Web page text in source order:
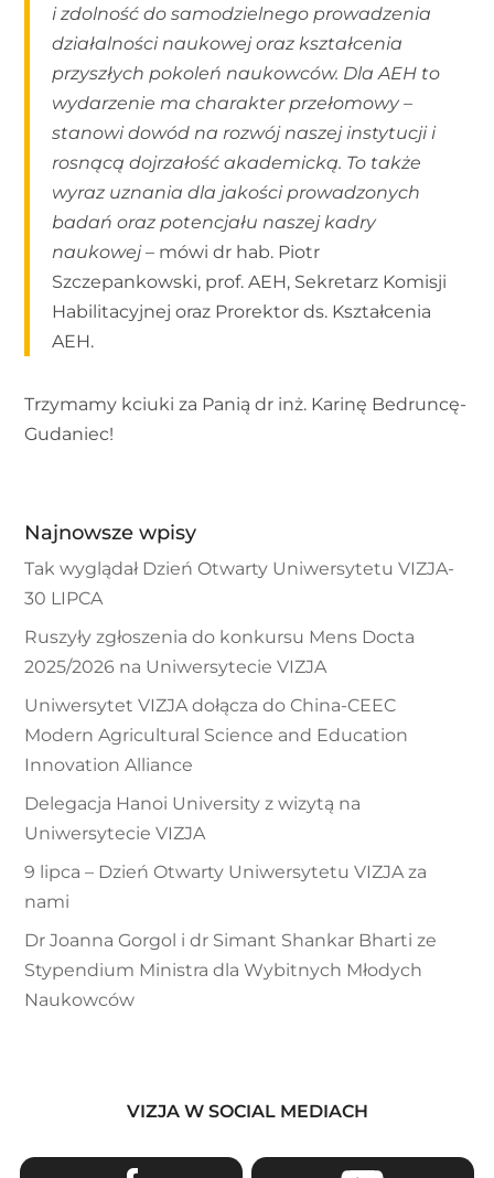
i zdolność do samodzielnego prowadzenia
działalności naukowej oraz kształcenia
przyszłych pokoleń naukowców. Dla AEH to
wydarzenie ma charakter przełomowy –
stanowi dowód na rozwój naszej instytucji i
rosnącą dojrzałość akademicką. To także
wyraz uznania dla jakości prowadzonych
badań oraz potencjału naszej kadry
naukowej– mówi dr hab. Piotr
Szczepankowski, prof. AEH, Sekretarz Komisji
Habilitacyjnej oraz Prorektor ds. Kształcenia
AEH.
Trzymamy kciuki za Panią dr inż. Karinę Bedruncę-
Gudaniec!
Najnowsze wpisy
Tak wyglądał Dzień Otwarty Uniwersytetu VIZJA-
30 LIPCA
Ruszyły zgłoszenia do konkursu Mens Docta
2025/2026 na Uniwersytecie VIZJA
Uniwersytet VIZJA dołącza do China-CEEC
Modern Agricultural Science and Education
Innovation Alliance
Delegacja Hanoi University z wizytą na
Uniwersytecie VIZJA
9 lipca – Dzień Otwarty Uniwersytetu VIZJA za
nami
Dr Joanna Gorgol i dr Simant Shankar Bharti ze
Stypendium Ministra dla Wybitnych Młodych
Naukowców
VIZJA W SOCIAL MEDIACH